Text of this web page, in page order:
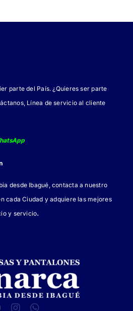
parte del País. ¿Quieres ser parte
Línea de servicio al cliente
desde Ibagué, contacta a nuestro
cada Ciudad y adquiere las mejores
y servicio.